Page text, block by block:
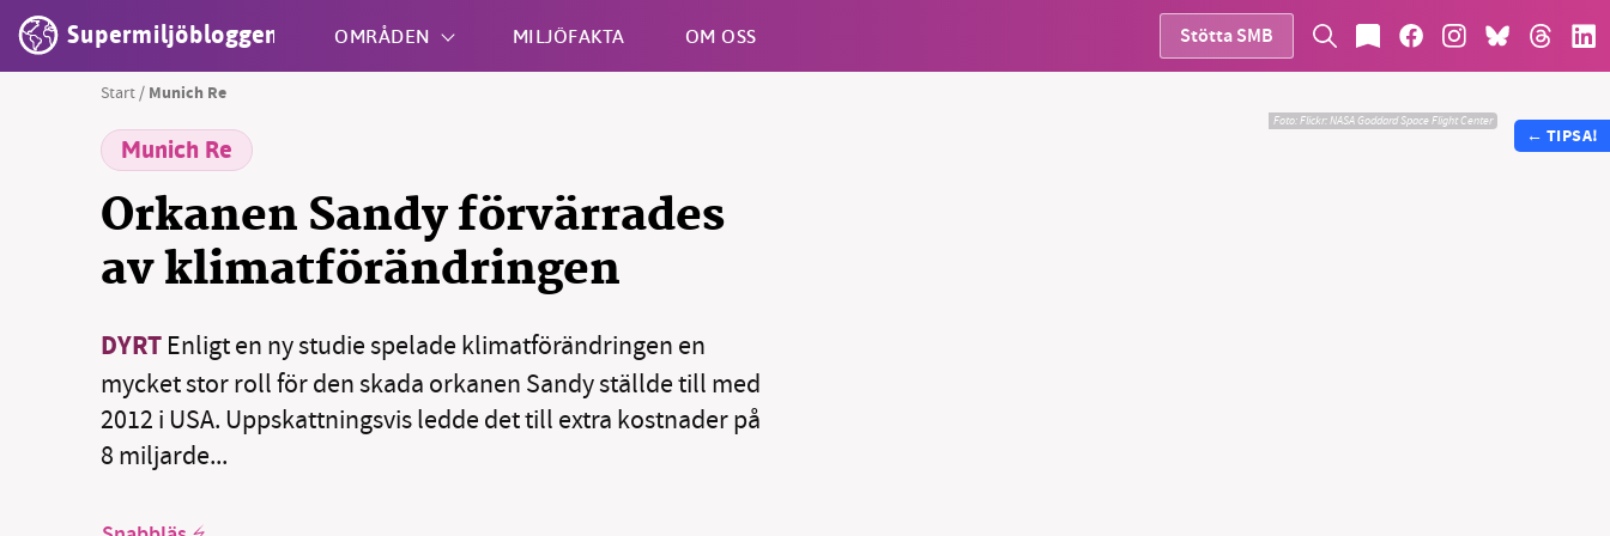
Supermiljöbloggen OMRÅDEN MILJÖFAKTA OM OSS Stötta SMB
Start / Munich Re
Munich Re
Orkanen Sandy förvärrades
av klimatförändringen
DYRT Enligt en ny studie spelade klimatförändringen en
mycket stor roll för den skada orkanen Sandy ställde till med
2012 i USA. Uppskattningsvis ledde det till extra kostnader på
8 miljarde...
Foto:Flickr: NASA Goddard Space Flight Center
← TIPSA!